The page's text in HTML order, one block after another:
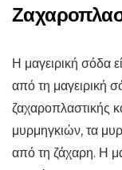
Η μαγειρική σόδα
από τη μαγειρική
ζαχαροπλαστικής
μυρμηγκιών, τα
από τη ζάχαρη. Η